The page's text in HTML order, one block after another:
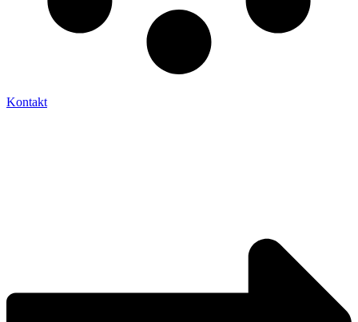
Kontakt